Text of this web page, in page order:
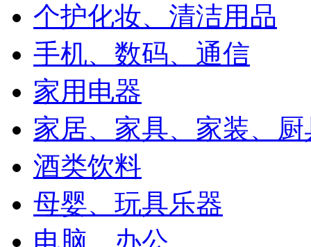
个护化妆、清洁用品
手机、数码、通信
家用电器
家居、家具、家装、厨
酒类饮料
母婴、玩具乐器
电脑、办公